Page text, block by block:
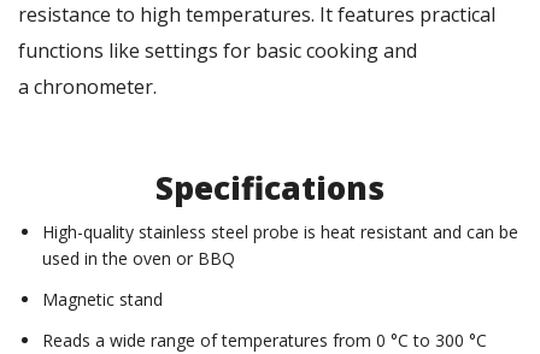
resistance to high temperatures. It features practical
functions like settings for basic cooking and
a chronometer.
Specifications
High-quality stainless steel probe is heat resistant and can be
used in the oven or BBQ
Magnetic stand
Reads a wide range of temperatures from 0 °C to 300 °C